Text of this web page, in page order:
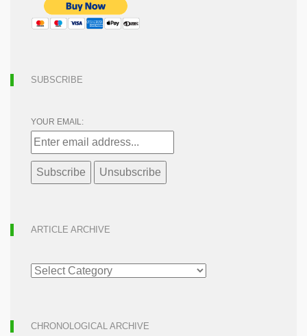
SUBSCRIBE
YOUR EMAIL:
ARTICLE ARCHIVE
ARTICLE
ARCHIVE
CHRONOLOGICAL ARCHIVE